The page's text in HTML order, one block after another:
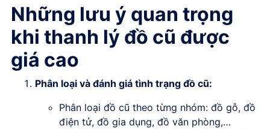
Những lưu ý quan trọng
khi thanh lý đồ cũ được
giá cao
Phân loại và đánh giá tình trạng đồ cũ:
Phân loại đồ cũ theo từng nhóm: đồ gỗ, đồ
điện tử, đồ gia dụng, đồ văn phòng,…